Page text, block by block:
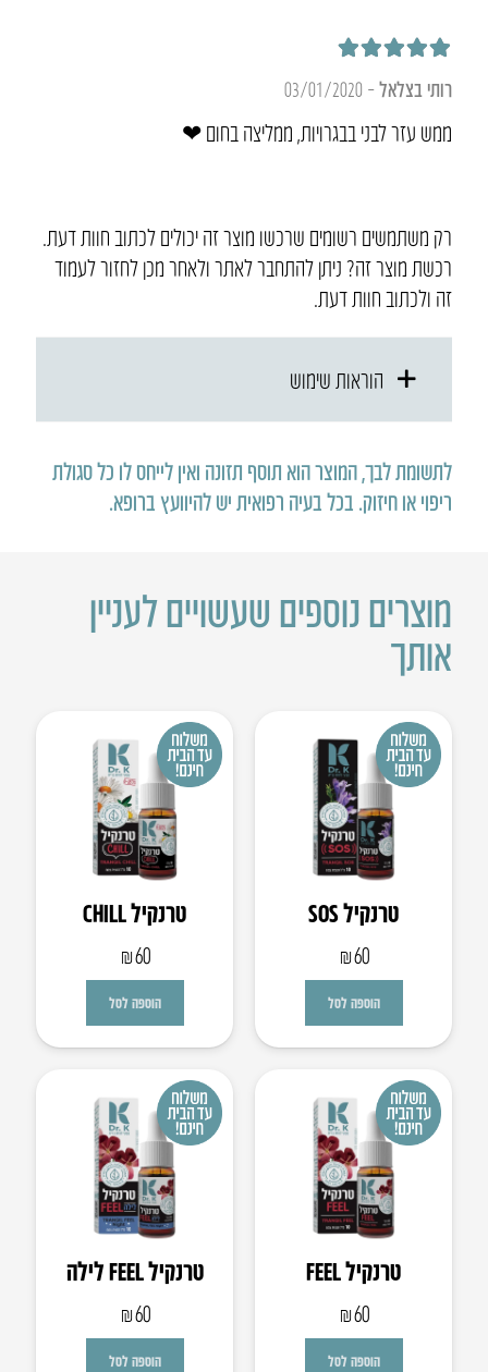
רותי בצלאל–
03/01/2020
ממש עזר לבני בבגרויות, ממליצה בחום ❤
רק משתמשים רשומים שרכשו מוצר זה יכולים לכתוב חוות דעת.
רכשת מוצר זה? ניתן להתחבר לאתר ולאחר מכן לחזור לעמוד
זה ולכתוב חוות דעת.
הוראות שימוש
לתשומת לבך, המוצר הוא תוסף תזונה ואין לייחס לו כל סגולת
ריפוי או חיזוק. בכל בעיה רפואית יש להיוועץ ברופא.
מוצרים נוספים שעשויים לעניין
אותך
טרנקיל SOS
₪60
הוספה לסל
טרנקיל CHILL
₪60
הוספה לסל
טרנקיל FEEL
₪60
הוספה לסל
טרנקיל FEEL לילה
₪60
הוספה לסל